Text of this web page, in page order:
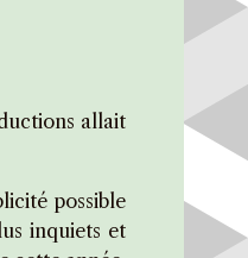
allait
possible
inquiets et